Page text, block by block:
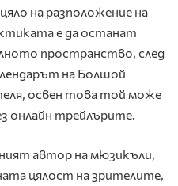
на разположение на
е да останат
пространство, след
на Болшой
освен това той може
онлайн трейлърите.
автор на мюзикъли,
цялост на зрителите,